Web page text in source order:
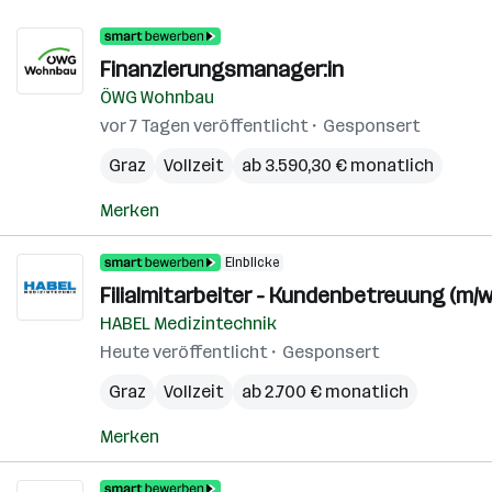
Finanzierungsmanager:in
ÖWG Wohnbau
vor 7 Tagen veröffentlicht
Gesponsert
Graz
Vollzeit ab 3.590,30 € monatlich
Merken
Einblicke
Filialmitarbeiter - Kundenbetreuung (m/
HABEL Medizintechnik
Heute veröffentlicht
Gesponsert
Graz
Vollzeit ab 2.700 € monatlich
Merken